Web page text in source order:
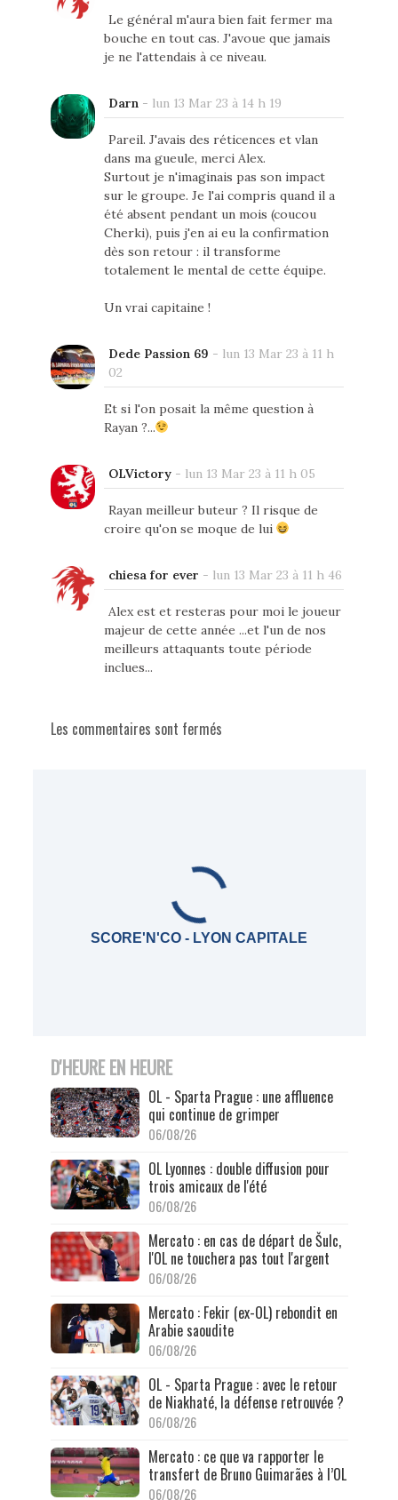
Le général m'aura bien fait fermer ma
bouche en tout cas. J'avoue que jamais
je ne l'attendais à ce niveau.
Darn - lun 13 Mar 23 à 14 h 19
Pareil. J'avais des réticences et vlan
dans ma gueule, merci Alex.
Surtout je n'imaginais pas son impact
sur le groupe. Je l'ai compris quand il a
été absent pendant un mois (coucou
Cherki), puis j'en ai eu la confirmation
dès son retour : il transforme
totalement le mental de cette équipe.
Un vrai capitaine !
Dede Passion 69 - lun 13 Mar 23 à 11 h
02
Et si l'on posait la même question à
Rayan ?...
OLVictory- lun 13 Mar 23 à 11 h 05
Rayan meilleur buteur ? Il risque de
croire qu'on se moque de lui
chiesa for ever - lun 13 Mar 23 à 11 h 46
Alex est et resteras pour moi le joueur
majeur de cette année ...et l'un de nos
meilleurs attaquants toute période
inclues...
Les commentaires sont fermés
SCORE'N'CO - LYON CAPITALE
D'HEURE EN HEURE
OL - Sparta Prague : une affluence
qui continue de grimper
06/08/26
OL Lyonnes : double diffusion pour
trois amicaux de l'été
06/08/26
Mercato : en cas de départ de Šulc,
l'OL ne touchera pas tout l'argent
06/08/26
Mercato : Fekir (ex-OL) rebondit en
Arabie saoudite
06/08/26
OL - Sparta Prague : avec le retour
de Niakhaté, la défense retrouvée ?
06/08/26
Mercato : ce que va rapporter le
transfert de Bruno Guimarães à l’OL
06/08/26